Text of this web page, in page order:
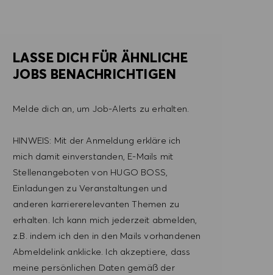
LASSE DICH FÜR ÄHNLICHE
JOBS BENACHRICHTIGEN
Melde dich an, um Job-Alerts zu erhalten.
HINWEIS: Mit der Anmeldung erkläre ich
mich damit einverstanden, E-Mails mit
Stellenangeboten von HUGO BOSS,
Einladungen zu Veranstaltungen und
anderen karriererelevanten Themen zu
erhalten. Ich kann mich jederzeit abmelden,
z.B. indem ich den in den Mails vorhandenen
Abmeldelink anklicke. Ich akzeptiere, dass
meine persönlichen Daten gemäß der